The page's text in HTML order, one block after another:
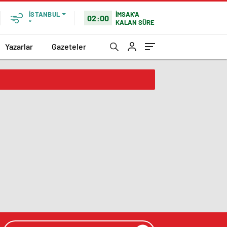
İSTANBUL
°
02:00
İMSAK'A
KALAN SÜRE
Yazarlar Gazeteler